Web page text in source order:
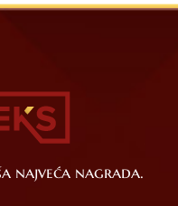
najveća nagrada.